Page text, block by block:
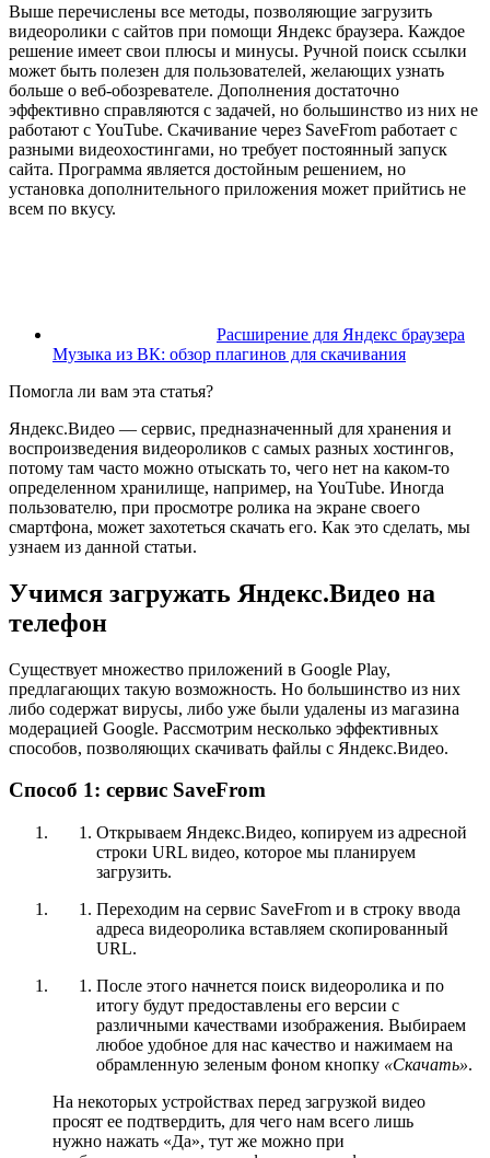
Выше перечислены все методы, позволяющие загрузить
видеоролики с сайтов при помощи Яндекс браузера. Каждое
решение имеет свои плюсы и минусы. Ручной поиск ссылки
может быть полезен для пользователей, желающих узнать
больше о веб-обозревателе. Дополнения достаточно
эффективно справляются с задачей, но большинство из них не
работают с YouTube. Скачивание через SaveFrom работает с
разными видеохостингами, но требует постоянный запуск
сайта. Программа является достойным решением, но
установка дополнительного приложения может прийтись не
всем по вкусу.
Расширение для Яндекс браузера
Музыка из ВК: обзор плагинов для скачивания
Помогла ли вам эта статья?
Яндекс.Видео — сервис, предназначенный для хранения и
воспроизведения видеороликов с самых разных хостингов,
потому там часто можно отыскать то, чего нет на каком-то
определенном хранилище, например, на YouTube. Иногда
пользователю, при просмотре ролика на экране своего
смартфона, может захотеться скачать его. Как это сделать, мы
узнаем из данной статьи.
Учимся загружать Яндекс.Видео на
телефон
Существует множество приложений в Google Play,
предлагающих такую возможность. Но большинство из них
либо содержат вирусы, либо уже были удалены из магазина
модерацией Google. Рассмотрим несколько эффективных
способов, позволяющих скачивать файлы с Яндекс.Видео.
Способ 1: сервис SaveFrom
Открываем Яндекс.Видео, копируем из адресной
строки URL видео, которое мы планируем
загрузить.
Переходим на сервис SaveFrom и в строку ввода
адреса видеоролика вставляем скопированный
URL.
После этого начнется поиск видеоролика и по
итогу будут предоставлены его версии с
различными качествами изображения. Выбираем
любое удобное для нас качество и нажимаем на
обрамленную зеленым фоном кнопку «Скачать».
На некоторых устройствах перед загрузкой видео
просят ее подтвердить, для чего нам всего лишь
нужно нажать «Да», тут же можно при